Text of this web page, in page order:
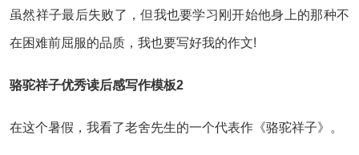
虽然祥子最后失败了，但我也要学习刚开始他身上的那种不
在困难前屈服的品质，我也要写好我的作文!
骆驼祥子优秀读后感写作模板2
在这个暑假，我看了老舍先生的一个代表作《骆驼祥子》。